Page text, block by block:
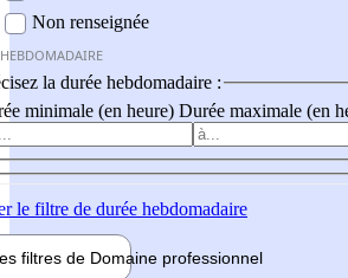
Non renseignée
la durée hebdomadaire :
minimale (en heure) Durée maximale (en
le filtre de durée hebdomadaire
filtres de Domaine professionnel